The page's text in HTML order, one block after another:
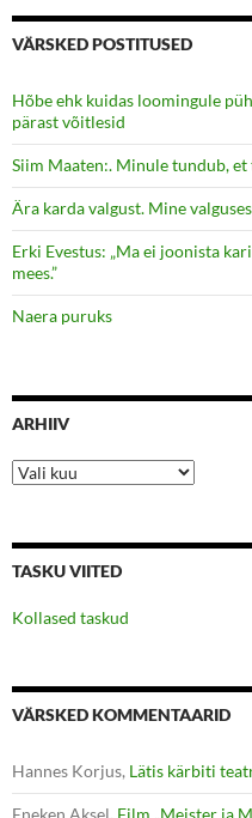
VÄRSKED POSTITUSED
Hõbe ehk kuidas loomingule
pärast võitlesid
Siim Maaten:. Minule tundub,
Ära karda valgust. Mine
Erki Evestus: „Ma ei joonista
mees.”
Naera puruks
ARHIIV
Arhiiv
TASKU VIITED
Kollased taskud
VÄRSKED KOMMENTAARID
Hannes Korjus, Lätis kärbiti
Eneken Aksel, Film „Meister ja